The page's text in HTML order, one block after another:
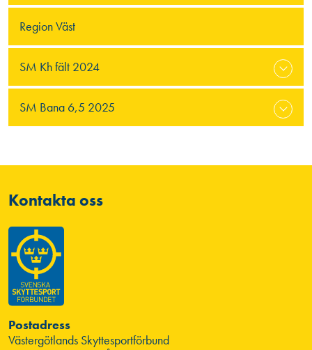
Region Väst
SM Kh fält 2024
SM Bana 6,5 2025
Kontakta oss
Postadress
Västergötlands Skyttesportförbund